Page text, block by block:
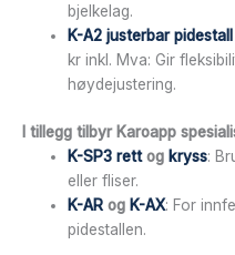
bjelkelag.
K-A2 justerbar
kr inkl. Mva: Gir
høydejustering.
I tillegg tilbyr Karoapp
K-SP3 rettog kryss:
eller fliser.
K-AR og K-AX: For
pidestallen.